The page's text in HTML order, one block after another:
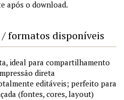
após o download.
formatos disponíveis
ideal para compartilhamento
direta
editáveis; perfeito para
(fontes, cores, layout)